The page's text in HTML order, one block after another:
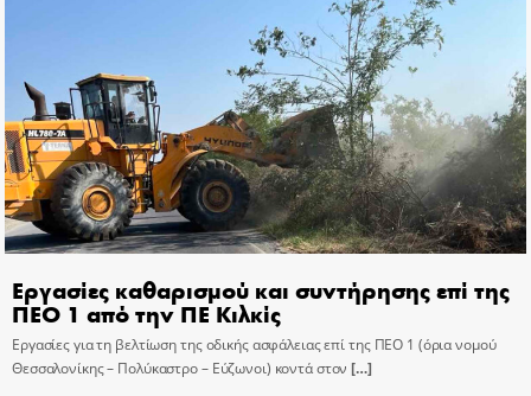
Εργασίες καθαρισμού και συντήρησης επί της
ΠΕΟ 1 από την ΠΕ Κιλκίς
Εργασίες για τη βελτίωση της οδικής ασφάλειας επί της ΠΕΟ 1 (όρια νομού
Θεσσαλονίκης – Πολύκαστρο – Εύζωνοι) κοντά στον […]